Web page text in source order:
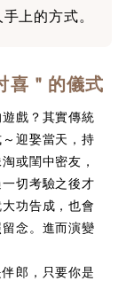
上的方式。
喜＂的儀式
戲？其實傳統
迎娶當天，持
或閨中密友，
切考驗之後才
功告成，也會
念。進而演變
郎，只要你是